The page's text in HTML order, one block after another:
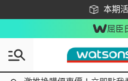
本期
下載
屈臣